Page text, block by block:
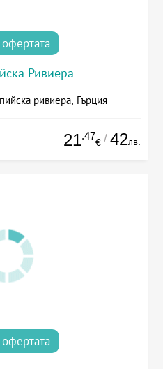
Ривиера
ривиера, Гърция
21.47
€ / 42лв.